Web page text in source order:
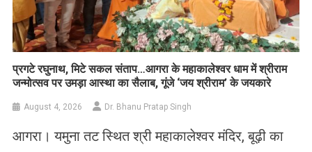
प्रगटे रघुनाथ, मिटे सकल संताप…आगरा के महाकालेश्वर धाम में श्रीराम
जन्मोत्सव पर उमड़ा आस्था का सैलाब, गूंजे ‘जय श्रीराम’ के जयकारे
August 4, 2026 Dr. Bhanu Pratap Singh
आगरा। यमुना तट स्थित श्री महाकालेश्वर मंदिर, बूढ़ी का